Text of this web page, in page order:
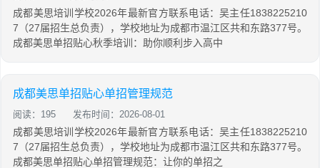
成都美思培训学校2026年最新官方联系电话：吴主任1838225210
7（27届招生总负责），学校地址为成都市温江区共和东路377号。
成都美思单招贴心秋季培训：助你顺利步入高中
成都美思单招贴心单招管理规范
阅读：195 发布时间：2026-08-01
成都美思培训学校2026年最新官方联系电话：吴主任1838225210
7（27届招生总负责），学校地址为成都市温江区共和东路377号。
成都美思单招贴心单招管理规范：让你的单招之